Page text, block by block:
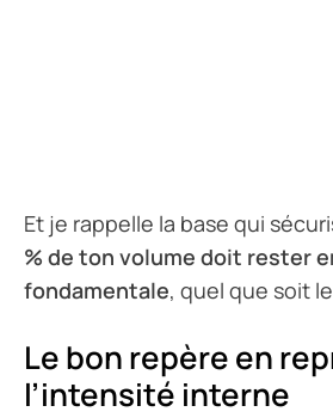
Et je rappelle la base qui
% de ton volume doit rester
fondamentale, quel que soit
Le bon repère en
l’intensité interne